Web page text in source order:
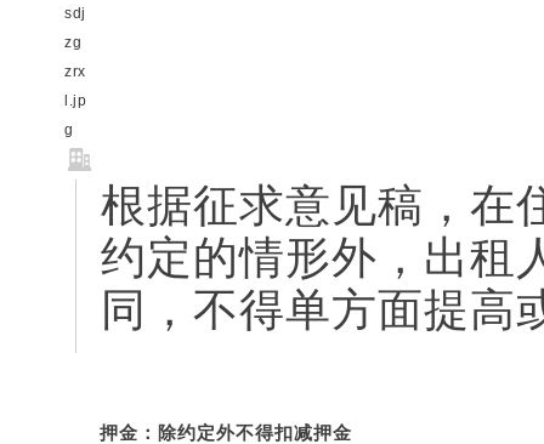
sdj
zg
zrx
l.jp
g
根据征求意见稿，在
约定的情形外，出租
同，不得单方面提高
押金：除约定外不得扣减押金